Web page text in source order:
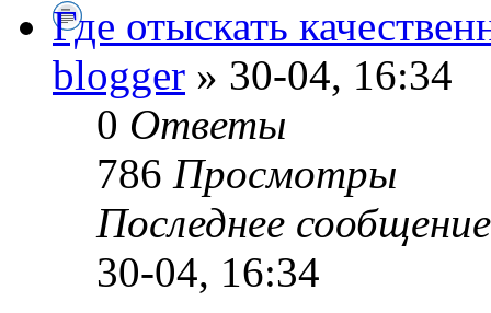
Где отыскать
blogger » 30-04, 16:34
0 Ответы
786 Просмотры
Последнее
30-04, 16:34